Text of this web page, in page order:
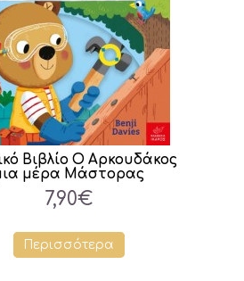
Βιβλίο Ο Αρκουδάκος
μέρα Μάστορας
7,90€
Περισσότερα